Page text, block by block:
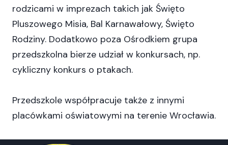
rodzicami w imprezach takich jak Święto
Pluszowego Misia, Bal Karnawałowy, Święto
Rodziny. Dodatkowo poza Ośrodkiem grupa
przedszkolna bierze udział w konkursach, np.
cykliczny konkurs o ptakach.
Przedszkole współpracuje także z innymi
placówkami oświatowymi na terenie Wrocławia.